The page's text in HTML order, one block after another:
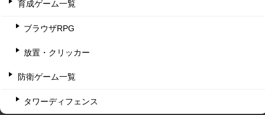
育成ゲーム一覧
ブラウザRPG
放置・クリッカー
防衛ゲーム一覧
タワーディフェンス